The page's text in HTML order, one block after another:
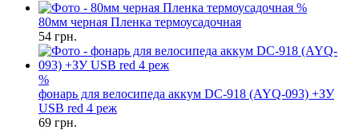
%
80мм черная Пленка термоусадочная
54 грн.
%
фонарь для велосипеда аккум DC-918 (AYQ-093) +ЗУ
USB red 4 реж
69 грн.